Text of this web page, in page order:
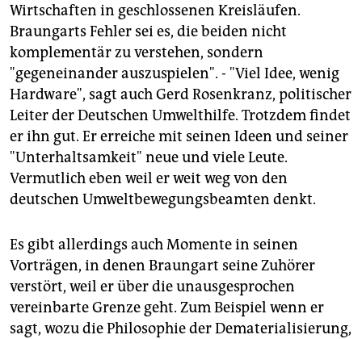
Wirtschaften in geschlossenen Kreisläufen.
Braungarts Fehler sei es, die beiden nicht
komplementär zu verstehen, sondern
"gegeneinander auszuspielen". - "Viel Idee, wenig
Hardware", sagt auch Gerd Rosenkranz, politischer
Leiter der Deutschen Umwelthilfe. Trotzdem findet
er ihn gut. Er erreiche mit seinen Ideen und seiner
"Unterhaltsamkeit" neue und viele Leute.
Vermutlich eben weil er weit weg von den
deutschen Umweltbewegungsbeamten denkt.
Es gibt allerdings auch Momente in seinen
Vorträgen, in denen Braungart seine Zuhörer
verstört, weil er über die unausgesprochen
vereinbarte Grenze geht. Zum Beispiel wenn er
sagt, wozu die Philosophie der Dematerialisierung,